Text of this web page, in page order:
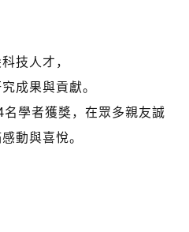
技人才，
成果與貢獻。
學者獲獎，在眾多親友誠
動與喜悅。